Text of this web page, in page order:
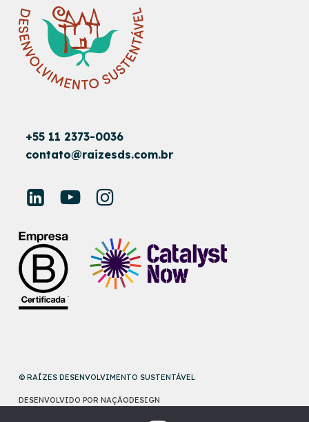
+55 11 2373-0036
contato@raizesds.com.br
© RAÍZES DESENVOLVIMENTO SUSTENTÁVEL
DESENVOLVIDO POR NAÇÃODESIGN